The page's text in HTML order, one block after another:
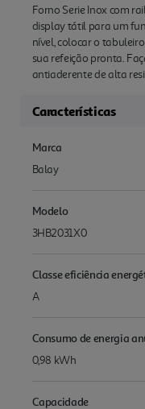
Forno Serie Inox com
display tátil para um
nível, colocar o
sua refeição pronta.
antiaderente de alta
Características
Marca
Balay
Modelo
3HB2031X0
Classe eficiência
A
Consumo de energia
0,98 kWh
Capacidade